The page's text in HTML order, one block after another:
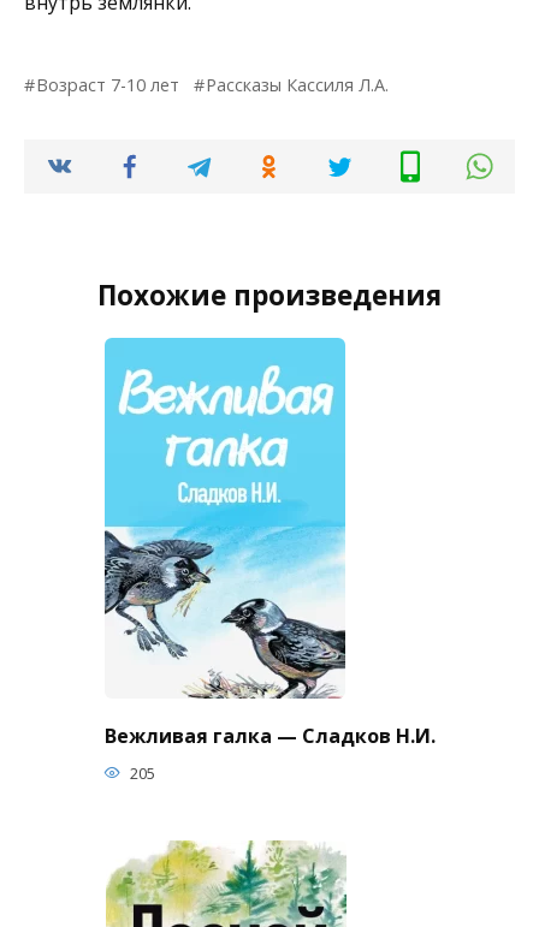
Возраст 7-10 лет Рассказы Кассиля Л.А.
Похожие произведения
Вежливая галка — Сладков Н.И.
205